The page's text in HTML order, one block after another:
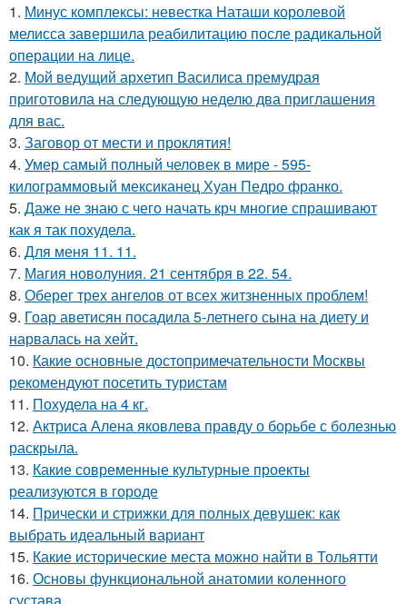
1. Минус комплексы: невестка Наташи королевой
мелисса завершила реабилитацию после радикальной
операции на лице.
2. Мой ведущий архетип Василиса премудрая
приготовила на следующую неделю два приглашения
для вас.
3. Заговор от мести и проклятия!
4. Умер самый полный человек в мире - 595-
килограммовый мексиканец Хуан Педро франко.
5. Даже не знаю с чего начать крч многие спрашивают
как я так похудела.
6. Для меня 11. 11.
7. Магия новолуния. 21 сентября в 22. 54.
8. Оберег трех ангелов от всех житзненных проблем!
9. Гоар аветисян посадила 5-летнего сына на диету и
нарвалась на хейт.
10. Какие основные достопримечательности Москвы
рекомендуют посетить туристам
11. Похудела на 4 кг.
12. Актриса Алена яковлева правду о борьбе с болезнью
раскрыла.
13. Какие современные культурные проекты
реализуются в городе
14. Прически и стрижки для полных девушек: как
выбрать идеальный вариант
15. Какие исторические места можно найти в Тольятти
16. Основы функциональной анатомии коленного